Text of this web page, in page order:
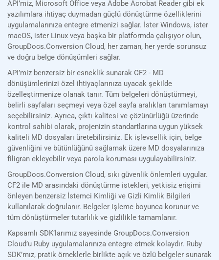
API’miz, Microsoft Office veya Adobe Acrobat Reader gibi ek
yazılımlara ihtiyaç duymadan güçlü dönüştürme özelliklerini
uygulamalarınıza entegre etmenizi sağlar. İster Windows, ister
macOS, ister Linux veya başka bir platformda çalışıyor olun,
GroupDocs.Conversion Cloud, her zaman, her yerde sorunsuz
ve doğru belge dönüşümleri sağlar.
API’miz benzersiz bir esneklik sunarak CF2 - MD
dönüşümlerinizi özel ihtiyaçlarınıza uyacak şekilde
özelleştirmenize olanak tanır. Tüm belgeleri dönüştürmeyi,
belirli sayfaları seçmeyi veya özel sayfa aralıkları tanımlamayı
seçebilirsiniz. Ayrıca, çıktı kalitesi ve çözünürlüğü üzerinde
kontrol sahibi olarak, projenizin standartlarına uygun yüksek
kaliteli MD dosyaları üretebilirsiniz. Ek işlevsellik için, belge
güvenliğini ve bütünlüğünü sağlamak üzere MD dosyalarınıza
filigran ekleyebilir veya parola koruması uygulayabilirsiniz.
GroupDocs.Conversion Cloud, sıkı güvenlik önlemleri uygular.
CF2 ile MD arasındaki dönüştürme istekleri, yetkisiz erişimi
önleyen benzersiz İstemci Kimliği ve Gizli Kimlik Bilgileri
kullanılarak doğrulanır. Belgeler işleme boyunca korunur ve
tüm dönüştürmeler tutarlılık ve gizlilikle tamamlanır.
Kapsamlı SDK’larımız sayesinde GroupDocs.Conversion
Cloud’u Ruby uygulamalarınıza entegre etmek kolaydır. Ruby
SDK’mız, pratik örneklerle birlikte açık ve özlü belgeler sunarak